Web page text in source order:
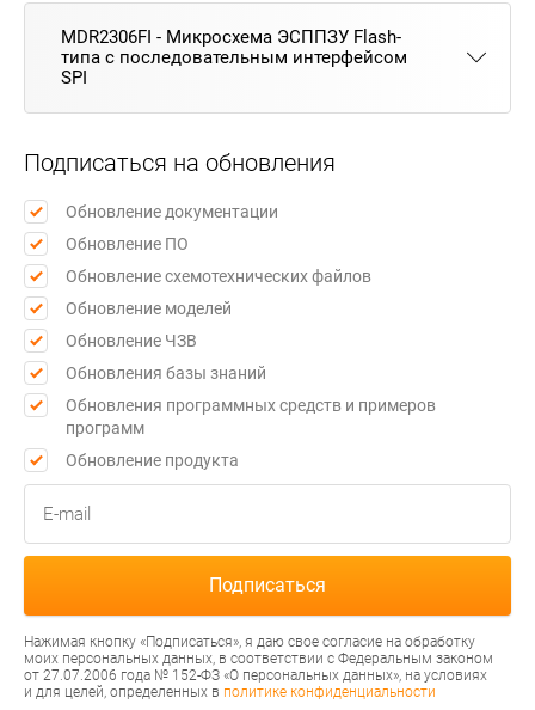
MDR2306FI - Микросхема ЭСППЗУ Flash-
типа с последовательным интерфейсом
SPI
Подписаться на обновления
Обновление документации
Обновление ПО
Обновление схемотехнических файлов
Обновление моделей
Обновление ЧЗВ
Обновления базы знаний
Обновления программных средств и примеров
программ
Обновление продукта
Нажимая кнопку «Подписаться», я даю свое согласие на обработку
моих персональных данных, в соответствии с Федеральным законом
от 27.07.2006 года № 152-ФЗ «О персональных данных», на условиях
и для целей, определенных в политике конфиденциальности